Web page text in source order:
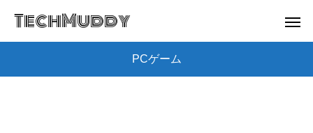
TechMuddy
PCゲーム